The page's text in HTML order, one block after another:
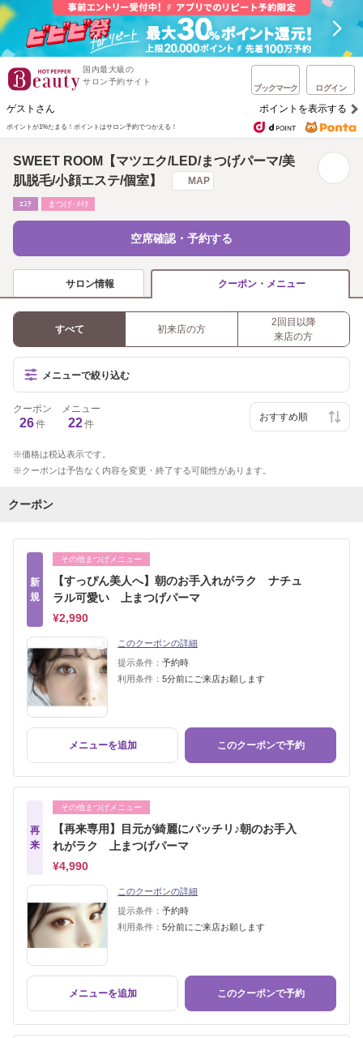
国内最大級の
サロン予約サイト
ブックマーク ログイン
ゲストさん ポイントを表示する
ポイントが1%たまる！ ポイントはサロン予約でつかえる！
SWEET ROOM【マツエク/LED/まつげパーマ/美
肌脱毛/小顔エステ/個室】
MAP
ｴｽﾃ まつげ･ﾒｲｸ
空席確認・予約する
サロン情報 クーポン・メニュー
すべて 初来店の方
2回目以降
来店の方
メニューで絞り込む
クーポン
26件
メニュー
22件
価格は税込表示です。
クーポンは予告なく内容を変更・終了する可能性があります。
クーポン
新
規
その他まつげメニュー
【すっぴん美人へ】朝のお手入れがラク ナチュ
ラル可愛い 上まつげパーマ
¥2,990
このクーポンの詳細
提示条件： 予約時
利用条件： 5分前にご来店お願します
メニューを追加 このクーポンで予約
再
来
その他まつげメニュー
【再来専用】目元が綺麗にパッチリ♪朝のお手入
れがラク 上まつげパーマ
¥4,990
このクーポンの詳細
提示条件： 予約時
利用条件： 5分前にご来店お願します
メニューを追加 このクーポンで予約